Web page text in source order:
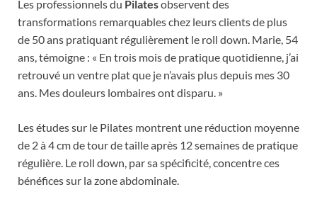
Les professionnels du Pilatesobservent des
transformations remarquables chez leurs clients de plus
de 50 ans pratiquant régulièrement le roll down. Marie, 54
ans, témoigne : « En trois mois de pratique quotidienne, j’ai
retrouvé un ventre plat que je n’avais plus depuis mes 30
ans. Mes douleurs lombaires ont disparu. »
Les études sur le Pilates montrent une réduction moyenne
de 2 à 4 cm de tour de taille après 12 semaines de pratique
régulière. Le roll down, par sa spécificité, concentre ces
bénéfices sur la zone abdominale.